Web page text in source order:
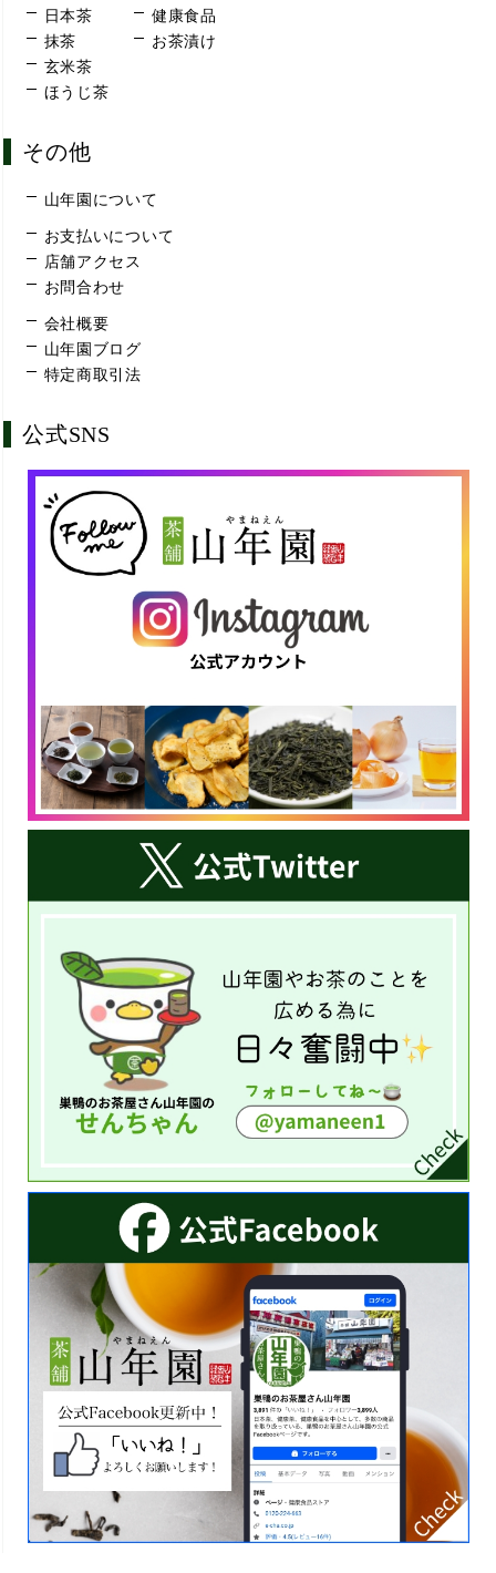
日本茶
抹茶
玄米茶
ほうじ茶
健康食品
お茶漬け
その他
山年園について
お支払いについて
店舗アクセス
お問合わせ
会社概要
山年園ブログ
特定商取引法
公式SNS